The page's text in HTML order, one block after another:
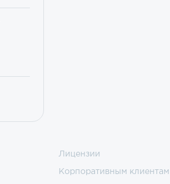
Лицензии
Корпоративным клиентам